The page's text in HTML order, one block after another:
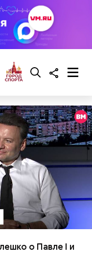
о Павле I и